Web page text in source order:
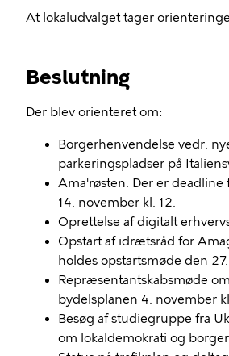
At lokaludvalget tager
Beslutning
Der blev orienteret om:
Borgerhenvendelse vedr.
parkeringspladser på
Ama'røsten. Der er deadline
14. november kl. 12.
Oprettelse af digitalt
Opstart af idrætsråd for
holdes opstartsmøde den
Repræsentantskabsmøde
bydelsplanen 4. november
Besøg af studiegruppe fra
om lokaldemokrati og